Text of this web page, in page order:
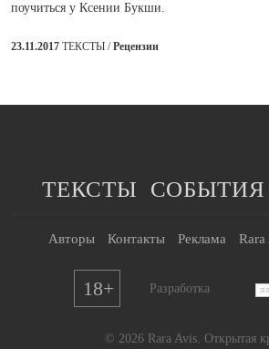
поучиться у Ксении Букши.
23.11.2017 ТЕКСТЫ /Рецензии
ТЕКСТЫ СОБЫТИЯ
Авторы Контакты Реклама Rara
18+ Разработка
© 2026 Rara Avis. Открытая